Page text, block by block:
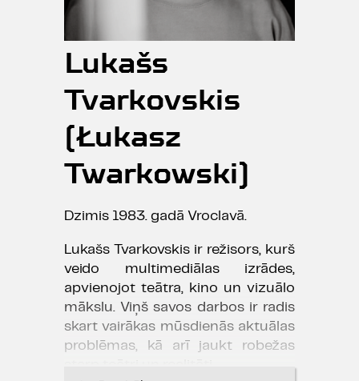
Lukašs
Tvarkovskis
(Łukasz
Twarkowski)
Dzimis 1983. gadā Vroclavā.
Lukašs Tvarkovskis ir režisors, kurš
veido multimediālas izrādes,
apvienojot teātra, kino un vizuālo
mākslu. Viņš savos darbos ir radis
skart vairākas mūsdienās aktuālas
problēmas, kā arī jaukt robežas